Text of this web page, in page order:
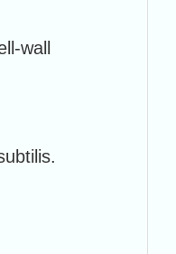
wall